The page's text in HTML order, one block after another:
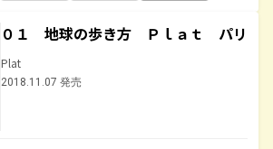
０１ 地球の歩き方 Ｐｌａｔ パリ
Plat
2018.11.07 発売